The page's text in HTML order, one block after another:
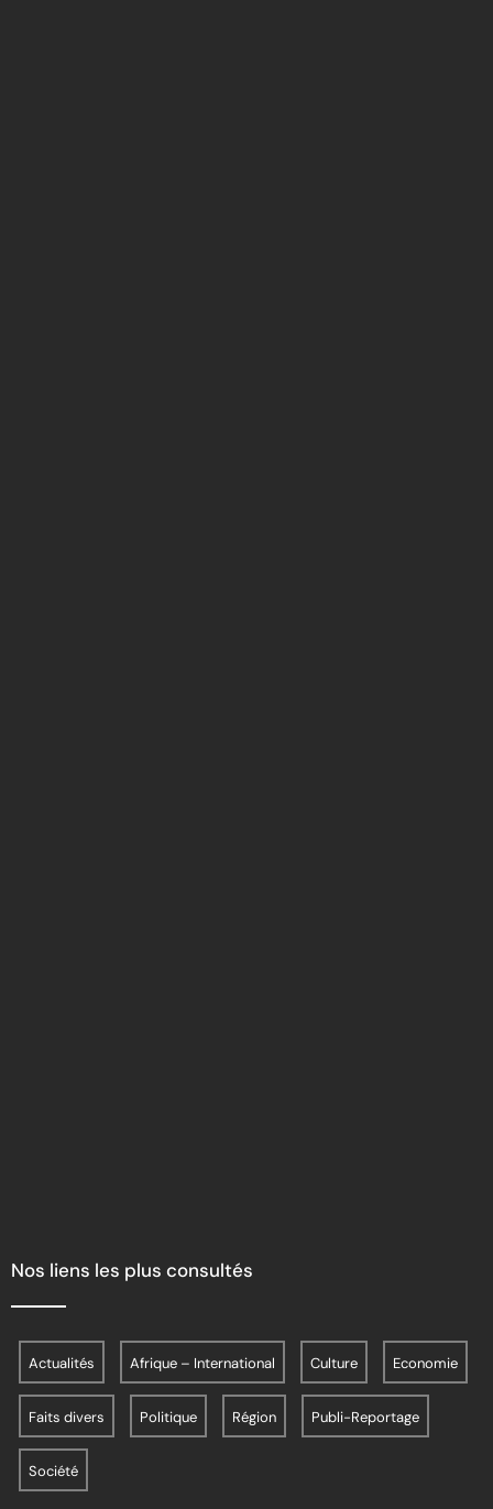
Nos liens les plus consultés
Actualités Afrique – International Culture Economie
Faits divers Politique Région Publi-Reportage
Société